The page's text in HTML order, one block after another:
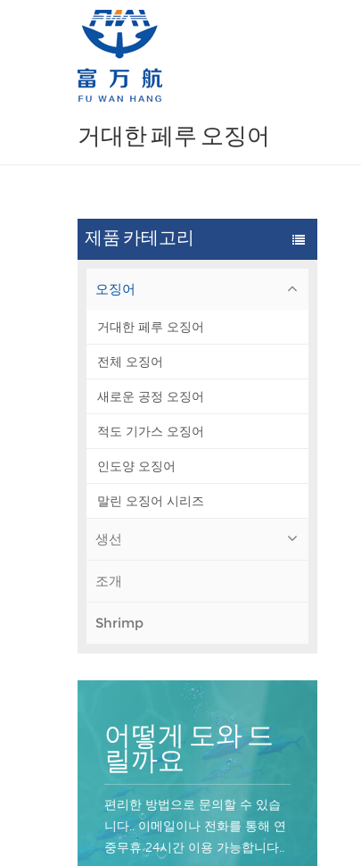
거대한 페루 오징어
제품 카테고리
오징어
거대한 페루 오징어
전체 오징어
새로운 공정 오징어
적도 기가스 오징어
인도양 오징어
말린 오징어 시리즈
생선
조개
Shrimp
어떻게 도와 드
릴까요
편리한 방법으로 문의할 수 있습
니다.. 이메일이나 전화를 통해 연
중무휴 24시간 이용 가능합니다..